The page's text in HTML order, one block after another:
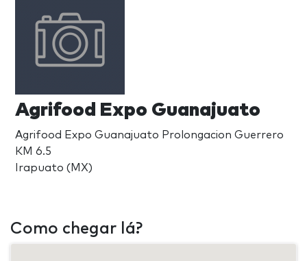
Agrifood Expo Guanajuato
Agrifood Expo Guanajuato Prolongacion Guerrero
KM 6.5
Irapuato (MX)
Como chegar lá?